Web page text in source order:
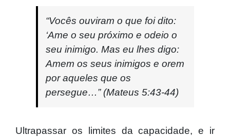
“Vocês ouviram o que foi dito:
‘Ame o seu próximo e odeio o
seu inimigo. Mas eu lhes digo:
Amem os seus inimigos e orem
por aqueles que os
persegue…” (Mateus 5:43-44)
Ultrapassar os limites da capacidade, e ir